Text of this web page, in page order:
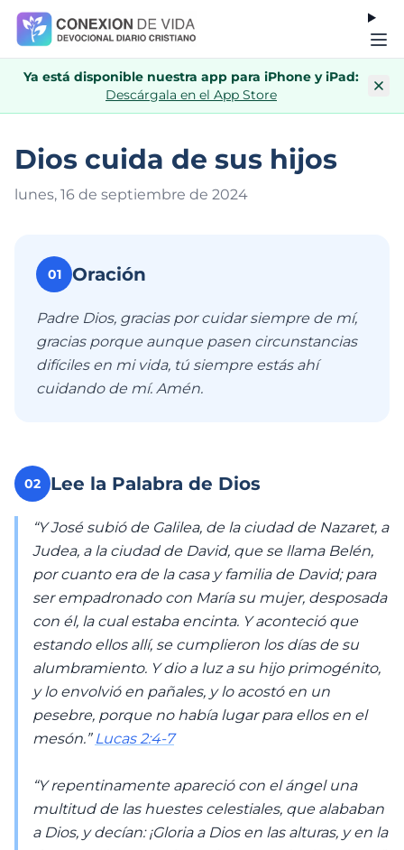
Ya está disponible nuestra app para iPhone y iPad:
Descárgala en el App Store
Dios cuida de sus hijos
lunes, 16 de septiembre de 2024
01 Oración
Padre Dios, gracias por cuidar siempre de mí,
gracias porque aunque pasen circunstancias
difíciles en mi vida, tú siempre estás ahí
cuidando de mí. Amén.
02 Lee la Palabra de Dios
“Y José subió de Galilea, de la ciudad de Nazaret, a
Judea, a la ciudad de David, que se llama Belén,
por cuanto era de la casa y familia de David; para
ser empadronado con María su mujer, desposada
con él, la cual estaba encinta. Y aconteció que
estando ellos allí, se cumplieron los días de su
alumbramiento. Y dio a luz a su hijo primogénito,
y lo envolvió en pañales, y lo acostó en un
pesebre, porque no había lugar para ellos en el
mesón.” Lucas 2:4-7
“Y repentinamente apareció con el ángel una
multitud de las huestes celestiales, que alababan
a Dios, y decían: ¡Gloria a Dios en las alturas, y en la